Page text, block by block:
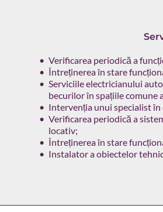
Verificarea periodică a
Întreținerea în stare
Serviciile electricianului
becurilor în spațiile comune
Intervenția unui specialist în
Verificarea periodică a
locativ;
Întreținerea în stare
Instalator a obiectelor